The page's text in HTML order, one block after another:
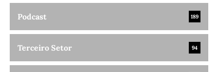
Podcast 189
Terceiro Setor 94